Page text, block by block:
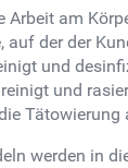
Arbeit am
auf der der
und
und
Tätowierung
werden in